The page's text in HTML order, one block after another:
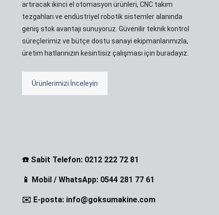
artıracak ikinci el otomasyon ürünleri, CNC takım
tezgahları ve endüstriyel robotik sistemler alanında
geniş stok avantajı sunuyoruz. Güvenilir teknik kontrol
süreçlerimiz ve bütçe dostu sanayi ekipmanlarımızla,
üretim hatlarınızın kesintisiz çalışması için buradayız.
Ürünlerimizi İnceleyin
☎️ Sabit Telefon: 0212 222 72 81
📱 Mobil / WhatsApp: 0544 281 77 61
✉️ E-posta: info@goksumakine.com